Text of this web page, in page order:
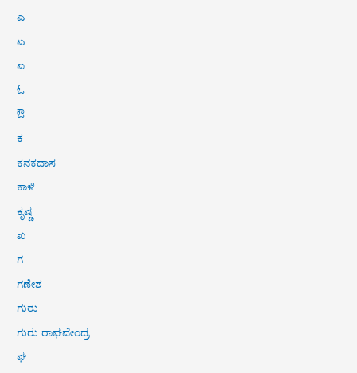
ಎ
ಏ
ಐ
ಓ
ಔ
ಕ
ಕನಕದಾಸ
ಕಾಳಿ
ಕೃಷ್ಣ
ಖ
ಗ
ಗಣೇಶ
ಗುರು
ಗುರು ರಾಘವೇಂದ್ರ
ಘ